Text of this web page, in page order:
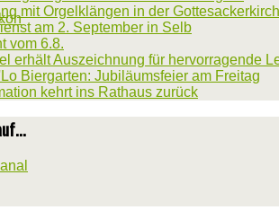
mit Orgelklängen in der
am 2. September in Selb
vom 6.8.
erhält Auszeichnung für hervorragende
Biergarten: Jubiläumsfeier am Freitag
kehrt ins Rathaus zurück